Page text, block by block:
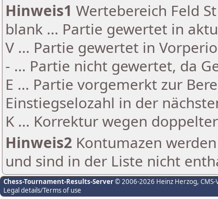
Hinweis1 Wertebereich Feld
blank ... Partie gewertet in
V ... Partie gewertet in
- ... Partie nicht gewertet, da
E ... Partie vorgemerkt zur
Einstiegselozahl in der
K ... Korrektur wegen
Hinweis2 Kontumazen
und sind in der Liste nicht
Chess-Tournament-Results-Server© 2006-2026 Heinz Herzog,
Legal details/Terms of use